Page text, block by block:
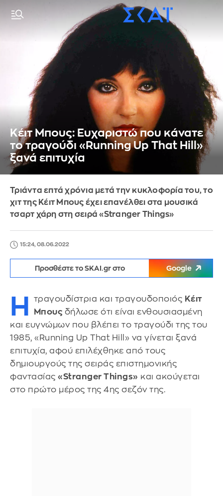
Κέιτ Μπους: Eυχαριστώ που κάνατε
το τραγούδι «Running Up That Hill»
ξανά επιτυχία
Τριάντα επτά χρόνια μετά την κυκλοφορία του, το
χιτ της Κέιτ Μπους έχει επανέλθει στα μουσικά
τσαρτ χάρη στη σειρά «Stranger Things»
15:24, 08.06.2022
Προσθέστε το SKAI.gr στο Google
Η τραγουδίστρια και τραγουδοποιός Κέιτ
Μπους δήλωσε ότι είναι ενθουσιασμένη
και ευγνώμων που βλέπει το τραγούδι της του
1985, «Running Up That Hill» να γίνεται ξανά
επιτυχία, αφού επιλέχθηκε από τους
δημιουργούς της σειράς επιστημονικής
φαντασίας «Stranger Things» και ακούγεται
στο πρώτο μέρος της 4ης σεζόν της.